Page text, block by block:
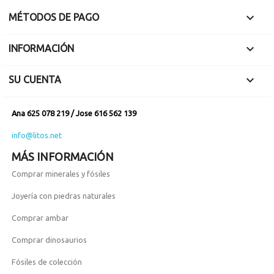
MÉTODOS DE PAGO 
INFORMACIÓN 
SU CUENTA 
Ana 625 078 219 / Jose 616 562 139
info@litos.net
MÁS INFORMACIÓN
Comprar minerales y fósiles
Joyería con piedras naturales
Comprar ambar
Comprar dinosaurios
Fósiles de colección